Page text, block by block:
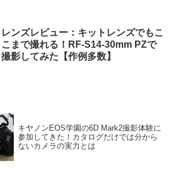
レンズレビュー：キットレンズでもこ
こまで撮れる！RF-S14-30mm PZで
撮影してみた【作例多数】
キヤノンEOS学園の6D Mark2撮影体験に
参加してきた！カタログだけでは分から
ないカメラの実力とは